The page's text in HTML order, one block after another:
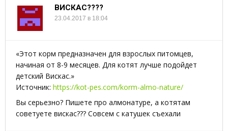
ВИСКАС????
23.04.2017 в 18:04
«Этот корм предназначен для взрослых питомцев,
начиная от 8-9 месяцев. Для котят лучше подойдет
детский Вискас.»
Источник: https://kot-pes.com/korm-almo-nature/
Вы серьезно? Пишете про алмонатуре, а котятам
советуете вискас??? Совсем с катушек съехали